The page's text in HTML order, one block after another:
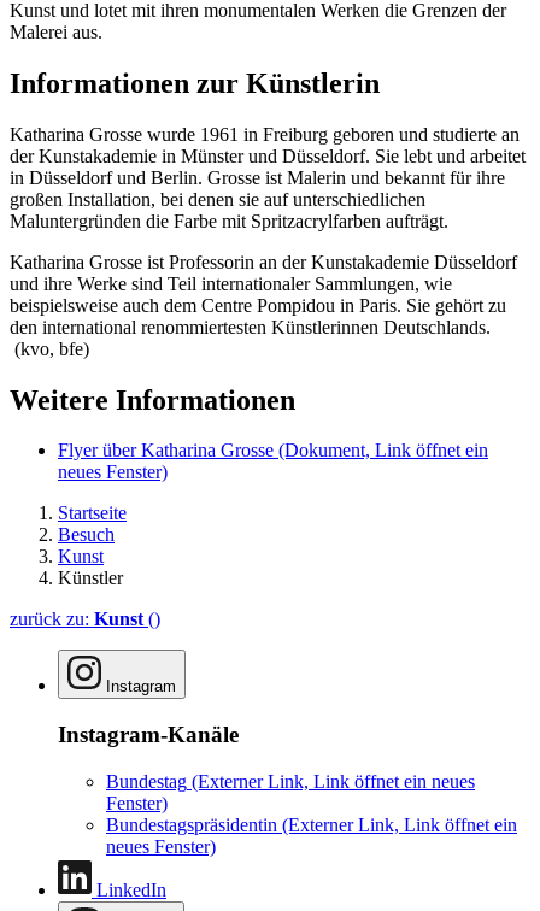
Kunst und lotet mit ihren monumentalen Werken die Grenzen der
Malerei aus.
Informationen zur Künstlerin
Katharina Grosse wurde 1961 in Freiburg geboren und studierte an
der Kunstakademie in Münster und Düsseldorf. Sie lebt und arbeitet
in Düsseldorf und Berlin. Grosse ist Malerin und bekannt für ihre
großen Installation, bei denen sie auf unterschiedlichen
Maluntergründen die Farbe mit Spritzacrylfarben aufträgt.
Katharina Grosse ist Professorin an der Kunstakademie Düsseldorf
und ihre Werke sind Teil internationaler Sammlungen, wie
beispielsweise auch dem Centre Pompidou in Paris. Sie gehört zu
den international renommiertesten Künstlerinnen Deutschlands.
(kvo, bfe)
Weitere Informationen
Flyer über Katharina Grosse (Dokument, Link öffnet ein
neues Fenster)
Startseite
Besuch
Kunst
Künstler
zurück zu: Kunst ()
Instagram
Instagram-Kanäle
Bundestag (Externer Link, Link öffnet ein neues
Fenster)
Bundestagspräsidentin (Externer Link, Link öffnet ein
neues Fenster)
LinkedIn